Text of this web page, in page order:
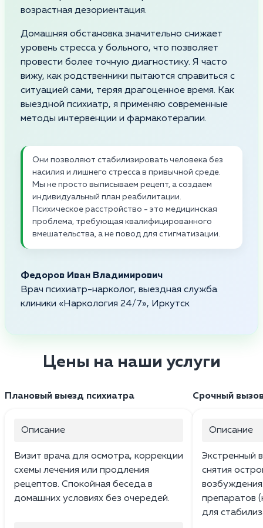
возрастная дезориентация.
Домашняя обстановка значительно снижает
уровень стресса у больного, что позволяет
провести более точную диагностику. Я часто
вижу, как родственники пытаются справиться с
ситуацией сами, теряя драгоценное время. Как
выездной психиатр, я применяю современные
методы интервенции и фармакотерапии.
Они позволяют стабилизировать человека без
насилия и лишнего стресса в привычной среде.
Мы не просто выписываем рецепт, а создаем
индивидуальный план реабилитации.
Психическое расстройство - это медицинская
проблема, требующая квалифицированного
вмешательства, а не повод для стигматизации.
Федоров Иван Владимирович
Врач психиатр-нарколог, выездная служба
клиники «Наркология 24/7», Иркутск
Цены на наши услуги
Плановый выезд психиатра
Описание
Визит врача для осмотра, коррекции
схемы лечения или продления
рецептов. Спокойная беседа в
домашних условиях без очередей.
Срочный
Описание
Экстренный
снятия
препаратов
для